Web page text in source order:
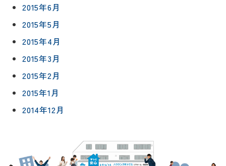
2015年6月
2015年5月
2015年4月
2015年3月
2015年2月
2015年1月
2014年12月